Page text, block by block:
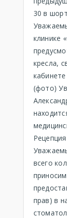
30 в
клинике
кресла,
(фото)
всего
прав) в